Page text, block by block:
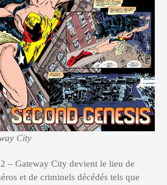
City
– Gateway City devient le lieu de
et de criminels décédés tels que